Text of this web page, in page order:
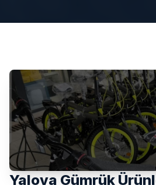
Yalova Gümrük